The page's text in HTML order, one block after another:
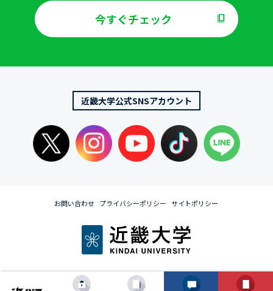
今すぐチェック
近畿大学公式SNSアカウント
お問い合わせ プライバシーポリシー サイトポリシー
© KINDAI UNIVERSITY All rights reserved.